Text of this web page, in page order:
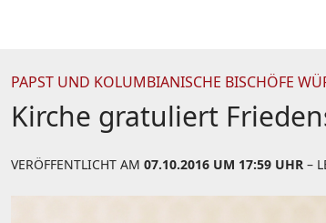
PAPST UND KOLUMBIANISCHE BISCHÖFE
Kirche gratuliert
VERÖFFENTLICHT AM 07.10.2016 UM 17:59 UHR –